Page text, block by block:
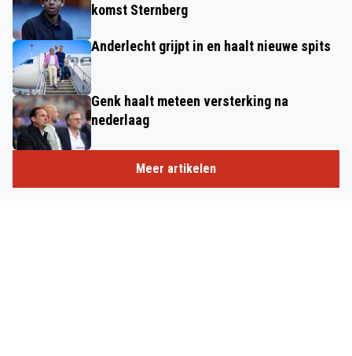
komst Sternberg
Anderlecht grijpt in en haalt nieuwe spits
Genk haalt meteen versterking na
nederlaag
Meer artikelen